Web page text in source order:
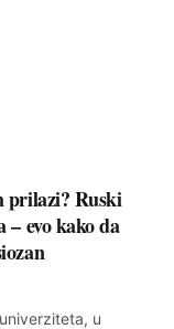
prilazi? Ruski
evo kako da
u